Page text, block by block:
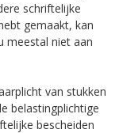
schriftelijke
gemaakt, kan
meestal niet aan
van stukken
belastingplichtige
bescheiden